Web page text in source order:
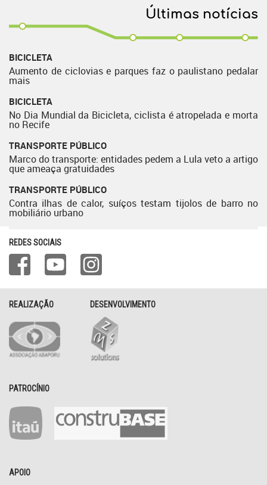
Últimas notícias
BICICLETA
Aumento de ciclovias e parques faz o paulistano pedalar
mais
BICICLETA
No Dia Mundial da Bicicleta, ciclista é atropelada e morta
no Recife
TRANSPORTE PÚBLICO
Marco do transporte: entidades pedem a Lula veto a artigo
que ameaça gratuidades
TRANSPORTE PÚBLICO
Contra ilhas de calor, suíços testam tijolos de barro no
mobiliário urbano
REDES SOCIAIS
REALIZAÇÃO DESENVOLVIMENTO
PATROCÍNIO
APOIO